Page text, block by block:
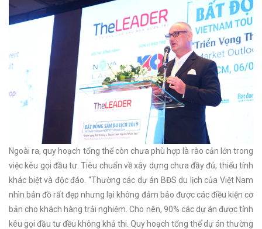
Ngoài ra, quy hoạch tổng thể còn chưa phù hợp là rào cản lớn trong
việc kêu gọi đầu tư. Tiêu chuẩn về xây dựng chưa đầy đủ, thiếu tính
khác biệt và độc đáo. “Thường các dự án BĐS du lịch của Việt Nam
nhìn bản đồ rất đẹp nhưng lại không đảm bảo được các điều kiện cơ
bản cho khách hàng trải nghiệm. Cho nên, 90% các dự án được tỉnh
kêu gọi đầu tư đều không khả thi. Quy hoạch tổng thể dự án thường